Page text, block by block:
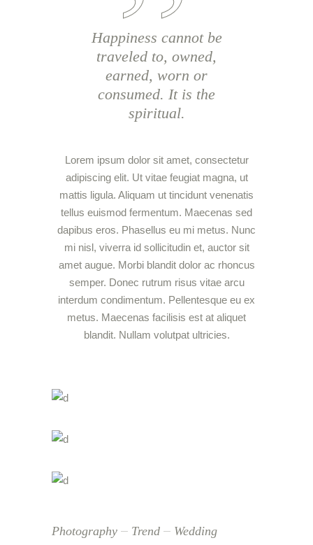
Happiness cannot be
traveled to, owned,
earned, worn or
consumed. It is the
spiritual.
Lorem ipsum dolor sit amet, consectetur
adipiscing elit. Ut vitae feugiat magna, ut
mattis ligula. Aliquam ut tincidunt venenatis
tellus euismod fermentum. Maecenas sed
dapibus eros. Phasellus eu mi metus. Nunc
mi nisl, viverra id sollicitudin et, auctor sit
amet augue. Morbi blandit dolor ac rhoncus
semper. Donec rutrum risus vitae arcu
interdum condimentum. Pellentesque eu ex
metus. Maecenas facilisis est at aliquet
blandit. Nullam volutpat ultricies.
Photography Trend Wedding